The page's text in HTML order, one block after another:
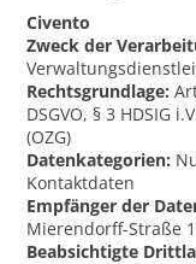
Civento
Zweck der
Rechtsgrundlage:
DSGVO, § 3 HDSIG
(OZG)
Datenkategorien:
Kontaktdaten
Empfänger der
Mierendorff-Straße
Beabsichtigte